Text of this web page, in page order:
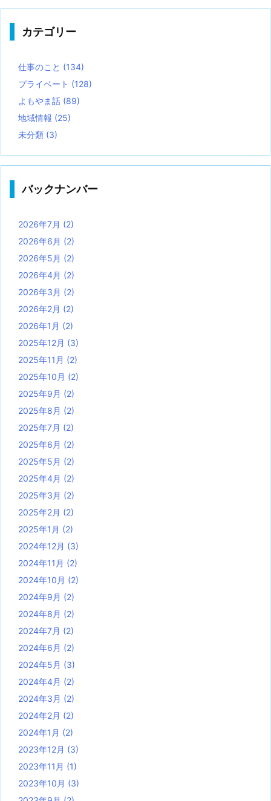
カテゴリー
仕事のこと (134)
プライベート (128)
よもやま話 (89)
地域情報 (25)
未分類 (3)
バックナンバー
2026年7月 (2)
2026年6月 (2)
2026年5月 (2)
2026年4月 (2)
2026年3月 (2)
2026年2月 (2)
2026年1月 (2)
2025年12月 (3)
2025年11月 (2)
2025年10月 (2)
2025年9月 (2)
2025年8月 (2)
2025年7月 (2)
2025年6月 (2)
2025年5月 (2)
2025年4月 (2)
2025年3月 (2)
2025年2月 (2)
2025年1月 (2)
2024年12月 (3)
2024年11月 (2)
2024年10月 (2)
2024年9月 (2)
2024年8月 (2)
2024年7月 (2)
2024年6月 (2)
2024年5月 (3)
2024年4月 (2)
2024年3月 (2)
2024年2月 (2)
2024年1月 (2)
2023年12月 (3)
2023年11月 (1)
2023年10月 (3)